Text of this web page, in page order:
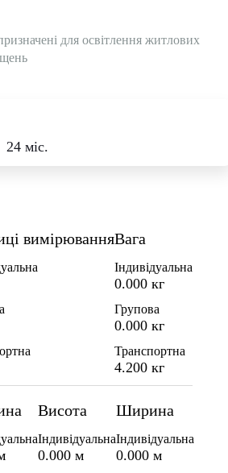
для освітлення житлових
24 міс.
вимірюванняВага
Індивідуальна
0.000 кг
Групова
0.000 кг
Транспортна
4.200 кг
Висота
Індивідуальна
0.000 м
Ширина
Індивідуальна
0.000 м